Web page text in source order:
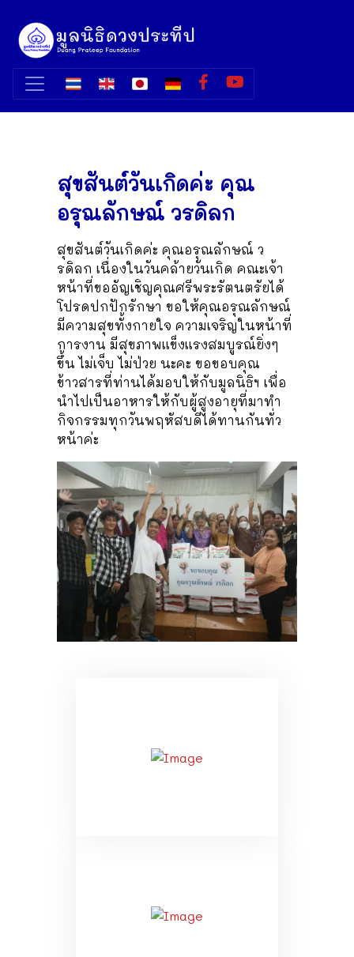
สุขสันต์วันเกิดค่ะ คุณ
อรุณลักษณ์ วรดิลก
สุขสันต์วันเกิดค่ะ คุณอรุณลักษณ์ ว
รดิลก เนื่องในวันคล้ายวันเกิด คณะเจ้า
หน้าที่ขออัญเชิญคุณศรีพระรัตนตรัยได้
โปรดปกปักรักษา ขอให้คุณอรุณลักษณ์
มีความสุขทั้งกายใจ ความเจริญในหน้าที่
การงาน มีสุขภาพแข็งแรงสมบูรณ์ยิ่งๆ
ขึ้น ไม่เจ็บ ไม่ป่วย นะคะ ขอขอบคุณ
ข้าวสารที่ท่านได้มอบให้กับมูลนิธิฯ เพื่อ
นำไปเป็นอาหารให้กับผู้สูงอายุที่มาทำ
กิจกรรมทุกวันพฤหัสบดีได้ทานกันทั่ว
หน้าค่ะ